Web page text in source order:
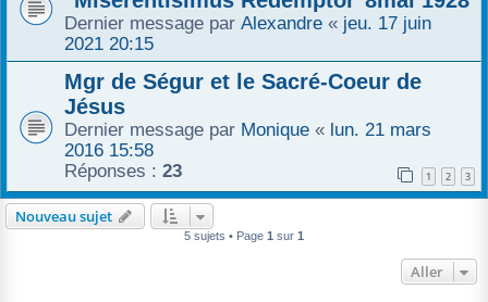
Dernier message par Alexandre « jeu. 17 juin
2021 20:15
Mgr de Ségur et le Sacré-Coeur de
Jésus
Dernier message par Monique « lun. 21 mars
2016 15:58
Réponses : 23 1 2 3
Nouveau sujet
5 sujets • Page 1 sur 1
Aller